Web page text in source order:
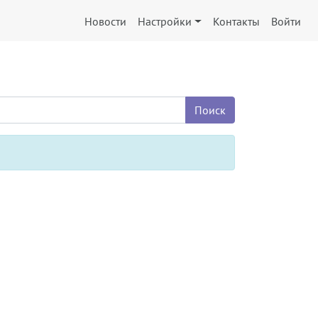
Новости Настройки Контакты Войти
Поиск